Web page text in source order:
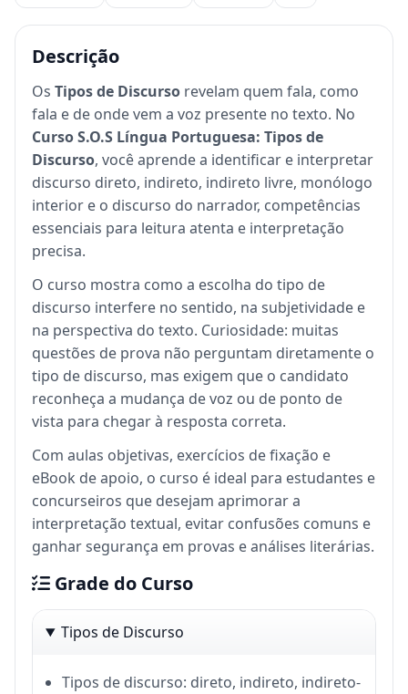
Descrição
Os Tipos de Discurso revelam quem fala, como
fala e de onde vem a voz presente no texto. No
Curso S.O.S Língua Portuguesa: Tipos de
Discurso, você aprende a identificar e interpretar
discurso direto, indireto, indireto livre, monólogo
interior e o discurso do narrador, competências
essenciais para leitura atenta e interpretação
precisa.
O curso mostra como a escolha do tipo de
discurso interfere no sentido, na subjetividade e
na perspectiva do texto. Curiosidade: muitas
questões de prova não perguntam diretamente o
tipo de discurso, mas exigem que o candidato
reconheça a mudança de voz ou de ponto de
vista para chegar à resposta correta.
Com aulas objetivas, exercícios de fixação e
eBook de apoio, o curso é ideal para estudantes e
concurseiros que desejam aprimorar a
interpretação textual, evitar confusões comuns e
ganhar segurança em provas e análises literárias.
Grade do Curso
Tipos de Discurso
Tipos de discurso: direto, indireto, indireto-